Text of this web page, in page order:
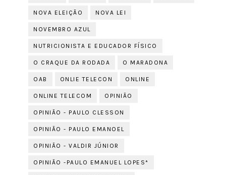
NOVA ELEIÇÃO NOVA LEI
NOVEMBRO AZUL
NUTRICIONISTA E EDUCADOR FÍSICO
O CRAQUE DA RODADA O MARADONA
OAB ONLIE TELECON ONLINE
ONLINE TELECOM OPINIÃO
OPINIÃO - PAULO CLESSON
OPINIÃO - PAULO EMANOEL
OPINIÃO - VALDIR JÚNIOR
OPINIÃO -PAULO EMANUEL LOPES*